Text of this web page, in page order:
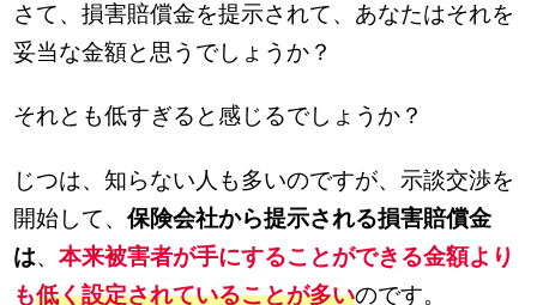
さて、損害賠償金を提示されて、あなたはそれを
妥当な金額と思うでしょうか？
それとも低すぎると感じるでしょうか？
じつは、知らない人も多いのですが、示談交渉を
開始して、保険会社から提示される損害賠償金
は、本来被害者が手にすることができる金額より
も低く設定されていることが多いのです。